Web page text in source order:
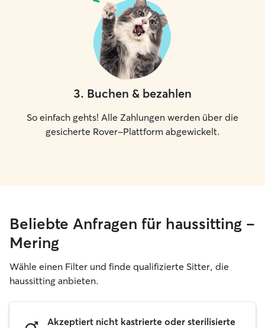
3. Buchen & bezahlen
So einfach gehts! Alle Zahlungen werden über die
gesicherte Rover-Plattform abgewickelt.
Beliebte Anfragen für haussitting –
Mering
Wähle einen Filter und finde qualifizierte Sitter, die
haussitting anbieten.
Akzeptiert nicht kastrierte oder sterilisierte